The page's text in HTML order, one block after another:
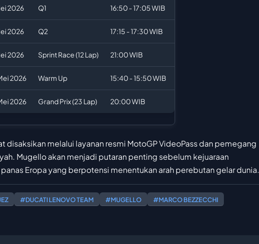
2026 Q1 16:50 - 17:05 WIB
2026 Q2 17:15 - 17:30 WIB
2026 Sprint Race (12 Lap) 21:00 WIB
2026 Warm Up 15:40 - 15:50 WIB
2026 Grand Prix (23 Lap) 20:00 WIB
disaksikan melalui layanan resmi MotoGP VideoPass dan pemegang
Mugello akan menjadi putaran penting sebelum kejuaraan
Eropa yang berpotensi menentukan arah perebutan gelar dunia.
#DUCATI LENOVO TEAM #MUGELLO
#MARCO BEZZECCHI